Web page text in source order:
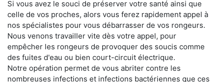
Si vous avez le souci de préserver votre santé ainsi que
celle de vos proches, alors vous ferez rapidement appel à
nos spécialistes pour vous débarrasser de vos rongeurs.
Nous venons travailler vite dès votre appel, pour
empêcher les rongeurs de provoquer des soucis comme
des fuites d'eau ou bien court-circuit électrique.
Notre opération permet de vous abriter contre les
nombreuses infections et infections bactériennes que ces